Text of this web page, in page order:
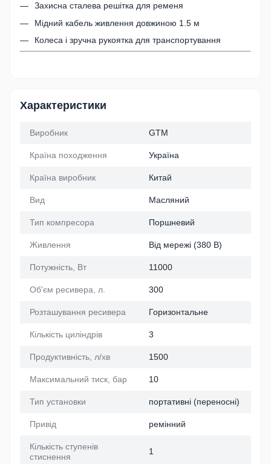
Захисна сталева решітка для ременя
Мідний кабель живлення довжиною 1.5 м
Колеса і зручна рукоятка для транспортування
Характеристики
Виробник GTM
Країна походження Україна
Країна виробник Китай
Вид Масляний
Тип компресора Поршневий
Живлення Від мережі (380 В)
Потужність, Вт 11000
Об'єм ресивера, л. 300
Розташування ресивера Горизонтальне
Кількість циліндрів 3
Продуктивність, л/хв 1500
Максимальний тиск, бар 10
Тип установки портативні (переносні)
Привід ремінний
Кількість ступенів
стиснення
1